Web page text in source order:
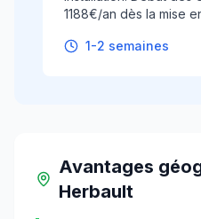
1188€/an dès la mise
1-2 semaines
Avantages
Herbault